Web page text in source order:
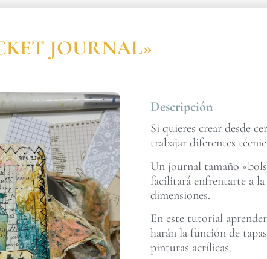
JOURNAL»
Descripción
Si quieres crear desde
trabajar diferentes
Un journal tamaño
facilitará enfrentarte a
dimensiones.
En este tutorial
harán la función de
pinturas acrílicas.